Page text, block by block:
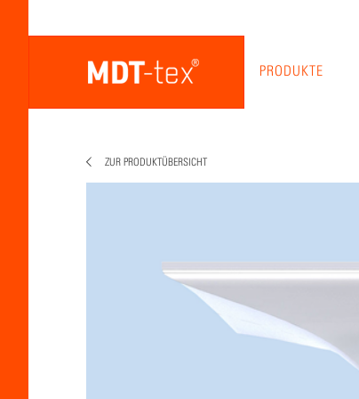
PRODUKTE
ZUR PRODUKTÜBERSICHT